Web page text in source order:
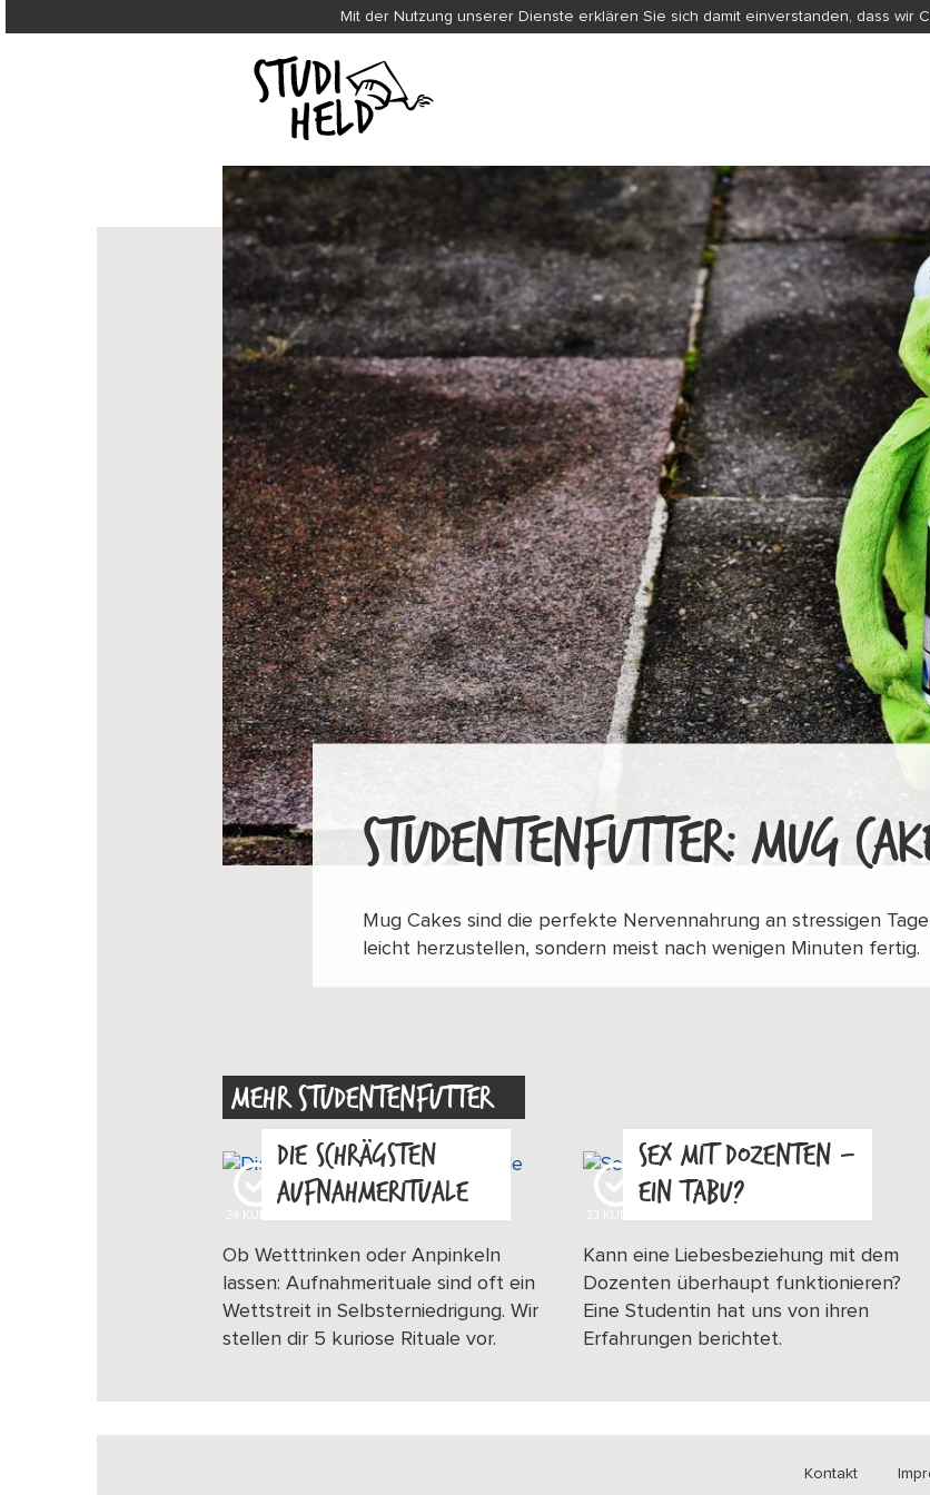
Mit der Nutzung unserer Dienste erklären Sie sich damit einverstanden, dass wir
STUDENTENFUTTER: MUG
Mug Cakes sind die perfekte Nervennahrung an stressigen
leicht herzustellen, sondern meist nach wenigen Minuten fertig.
MEHR STUDENTENFUTTER
DIE SCHRÄGSTEN
AUFNAHMERITUALE
Ob Wetttrinken oder Anpinkeln
lassen: Aufnahmerituale sind oft ein
Wettstreit in Selbsterniedrigung. Wir
stellen dir 5 kuriose Rituale vor.
SEX MIT DOZENTEN –
EIN TABU?
Kann eine Liebesbeziehung mit dem
Dozenten überhaupt funktionieren?
Eine Studentin hat uns von ihren
Erfahrungen berichtet.
Kontakt